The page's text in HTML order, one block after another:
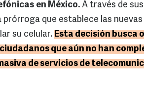
en México. A través de
que establece las
su celular. Esta decisión busca
que aún no han
de servicios de